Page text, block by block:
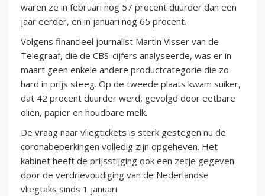
waren ze in februari nog 57 procent duurder dan een
jaar eerder, en in januari nog 65 procent.
Volgens financieel journalist Martin Visser van de
Telegraaf, die de CBS-cijfers analyseerde, was er in
maart geen enkele andere productcategorie die zo
hard in prijs steeg. Op de tweede plaats kwam suiker,
dat 42 procent duurder werd, gevolgd door eetbare
oliën, papier en houdbare melk.
De vraag naar vliegtickets is sterk gestegen nu de
coronabeperkingen volledig zijn opgeheven. Het
kabinet heeft de prijsstijging ook een zetje gegeven
door de verdrievoudiging van de Nederlandse
vliegtaks sinds 1 januari.